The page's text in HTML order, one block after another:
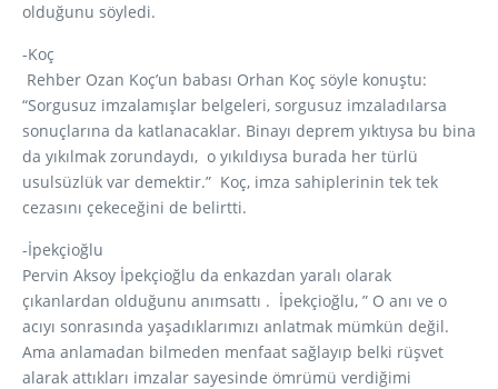
olduğunu söyledi.
-Koç
Rehber Ozan Koç’un babası Orhan Koç söyle konuştu:
“Sorgusuz imzalamışlar belgeleri, sorgusuz imzaladılarsa
sonuçlarına da katlanacaklar. Binayı deprem yıktıysa bu bina
da yıkılmak zorundaydı, o yıkıldıysa burada her türlü
usulsüzlük var demektir.” Koç, imza sahiplerinin tek tek
cezasını çekeceğini de belirtti.
-İpekçioğlu
Pervin Aksoy İpekçioğlu da enkazdan yaralı olarak
çıkanlardan olduğunu anımsattı . İpekçioğlu, ” O anı ve o
acıyı sonrasında yaşadıklarımızı anlatmak mümkün değil.
Ama anlamadan bilmeden menfaat sağlayıp belki rüşvet
alarak attıkları imzalar sayesinde ömrümü verdiğimi